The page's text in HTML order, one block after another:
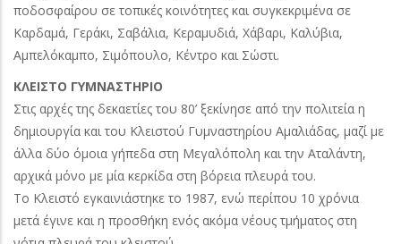
ποδοσφαίρου σε τοπικές κοινότητες και συγκεκριμένα σε
Καρδαμά, Γεράκι, Σαβάλια, Κεραμυδιά, Χάβαρι, Καλύβια,
Αμπελόκαμπο, Σιμόπουλο, Κέντρο και Σώστι.
ΚΛΕΙΣΤΟ ΓΥΜΝΑΣΤΗΡΙΟ
Στις αρχές της δεκαετίες του 80’ ξεκίνησε από την πολιτεία η
δημιουργία και του Κλειστού Γυμναστηρίου Αμαλιάδας, μαζί με
άλλα δύο όμοια γήπεδα στη Μεγαλόπολη και την Αταλάντη,
αρχικά μόνο με μία κερκίδα στη βόρεια πλευρά του.
Το Κλειστό εγκαινιάστηκε το 1987, ενώ περίπου 10 χρόνια
μετά έγινε και η προσθήκη ενός ακόμα νέους τμήματος στη